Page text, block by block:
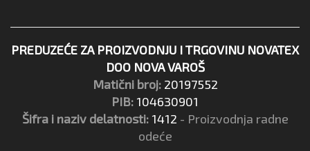
PREDUZEĆE ZA PROIZVODNJU I TRGOVINU NOVATEX
DOO NOVA VAROŠ
Matični broj: 20197552
PIB: 104630901
Šifra i naziv delatnosti: 1412 - Proizvodnja radne
odeće